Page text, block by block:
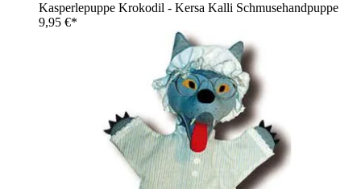
Kasperlepuppe Krokodil - Kersa Kalli Schmusehandpuppe
9,95 €*